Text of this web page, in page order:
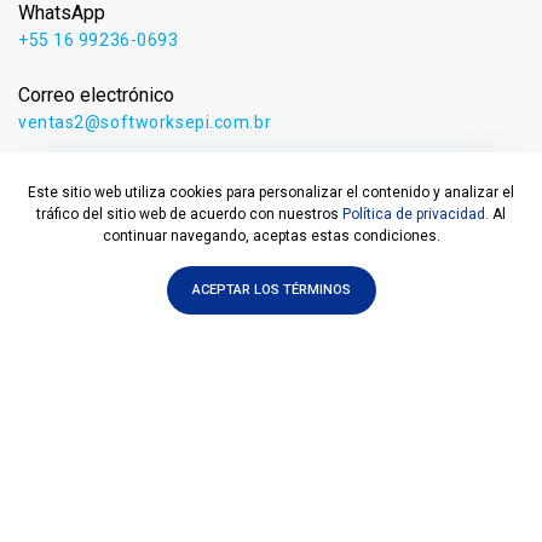
Este sitio web utiliza cookies para personalizar el contenido y analizar el
tráfico del sitio web de acuerdo con nuestros Política de privacidad. Al
continuar navegando, aceptas estas condiciones.
ACEPTAR LOS TÉRMINOS
WhatsApp
+55 16 99236-0693
Correo electrónico
ventas2@softworksepi.com.br
Av. Tristáo Dalmeida, 3771 - Distrito Industrial I, Franca - SP,